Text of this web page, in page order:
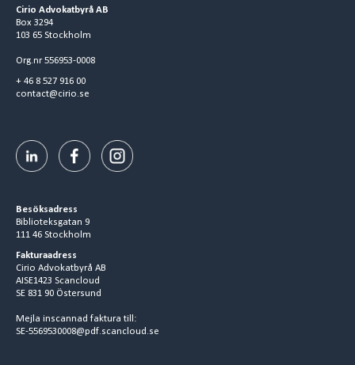
Cirio Advokatbyrå AB
Box 3294
103 65 Stockholm
Org.nr 556953-0008
+ 46 8 527 916 00
contact@cirio.se
Besöksadress
Biblioteksgatan 9
111 46 Stockholm
Fakturaadress
Cirio Advokatbyrå AB
AISE1423 Scancloud
SE 831 90 Östersund
Mejla inscannad faktura till:
SE-5569530008@pdf.scancloud.se